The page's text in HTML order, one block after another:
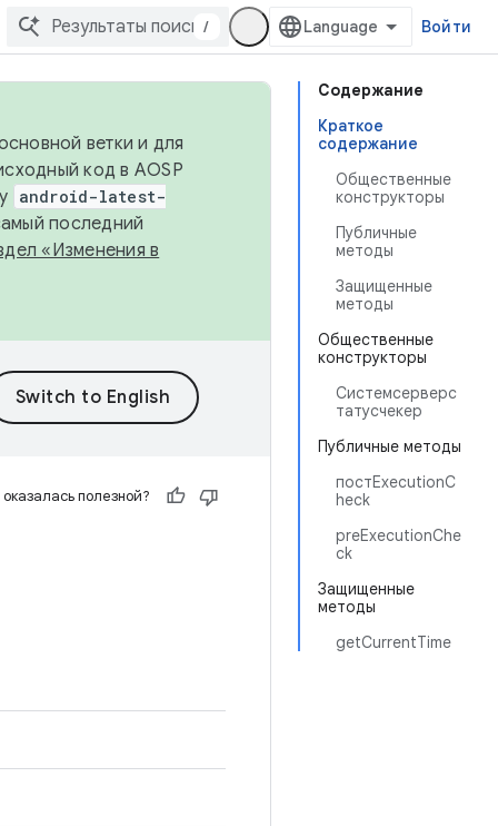
/ Войти
Содержание
Краткое
содержание
Общественные
конструкторы
Публичные
методы
Защищенные
методы
Общественные
конструкторы
Системсерверс
татусчекер
Публичные методы
постExecutionC
heck
preExecutionChe
ck
Защищенные
методы
getCurrentTime
ветки и для
код в AOSP
android-latest-
последний
«Изменения в
полезной?